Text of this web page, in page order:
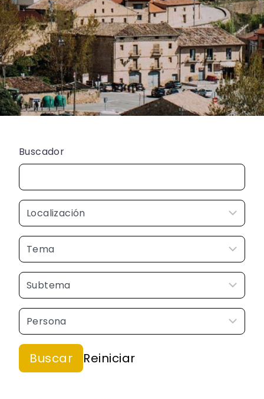
Buscador